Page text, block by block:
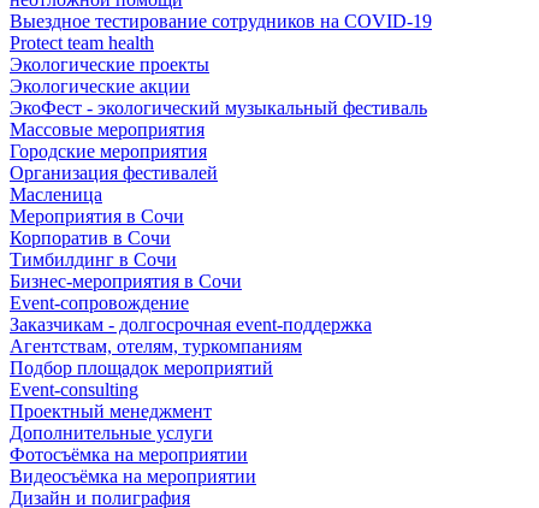
Выездное тестирование сотрудников на COVID-19
Protect team health
Экологические проекты
Экологические акции
ЭкоФест - экологический музыкальный фестиваль
Массовые мероприятия
Городские мероприятия
Организация фестивалей
Масленица
Мероприятия в Сочи
Корпоратив в Сочи
Тимбилдинг в Сочи
Бизнес-мероприятия в Сочи
Event-сопровождение
Заказчикам - долгосрочная event-поддержка
Агентствам, отелям, туркомпаниям
Подбор площадок мероприятий
Event-consulting
Проектный менеджмент
Дополнительные услуги
Фотосъёмка на мероприятии
Видеосъёмка на мероприятии
Дизайн и полиграфия